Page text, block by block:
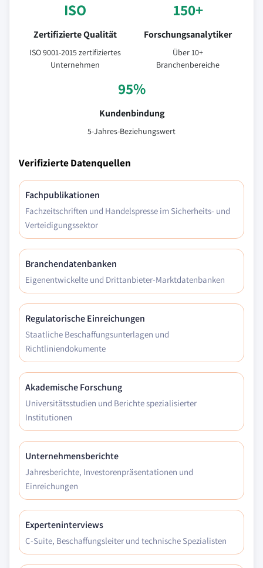
ISO
Zertifizierte Qualität
ISO 9001-2015 zertifiziertes
Unternehmen
150+
Forschungsanalytiker
Über 10+
Branchenbereiche
95%
Kundenbindung
5-Jahres-Beziehungswert
Verifizierte Datenquellen
Fachpublikationen
Fachzeitschriften und Handelspresse im Sicherheits- und
Verteidigungssektor
Branchendatenbanken
Eigenentwickelte und Drittanbieter-Marktdatenbanken
Regulatorische Einreichungen
Staatliche Beschaffungsunterlagen und
Richtliniendokumente
Akademische Forschung
Universitätsstudien und Berichte spezialisierter
Institutionen
Unternehmensberichte
Jahresberichte, Investorenpräsentationen und
Einreichungen
Experteninterviews
C-Suite, Beschaffungsleiter und technische Spezialisten